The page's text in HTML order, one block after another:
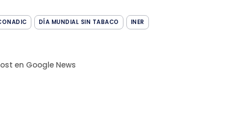
DÍA MUNDIAL SIN TABACO INER
en Google News